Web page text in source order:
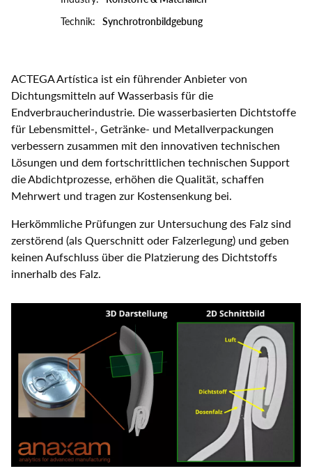
Technik
Synchrotronbildgebung
ACTEGA Artística ist ein führender Anbieter von
Dichtungsmitteln auf Wasserbasis für die
Endverbraucherindustrie. Die wasserbasierten Dichtstoffe
für Lebensmittel-, Getränke- und Metallverpackungen
verbessern zusammen mit den innovativen technischen
Lösungen und dem fortschrittlichen technischen Support
die Abdichtprozesse, erhöhen die Qualität, schaffen
Mehrwert und tragen zur Kostensenkung bei.
Herkömmliche Prüfungen zur Untersuchung des Falz sind
zerstörend (als Querschnitt oder Falzerlegung) und geben
keinen Aufschluss über die Platzierung des Dichtstoffs
innerhalb des Falz.